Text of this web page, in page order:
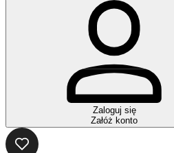
Zaloguj się
Załóż konto